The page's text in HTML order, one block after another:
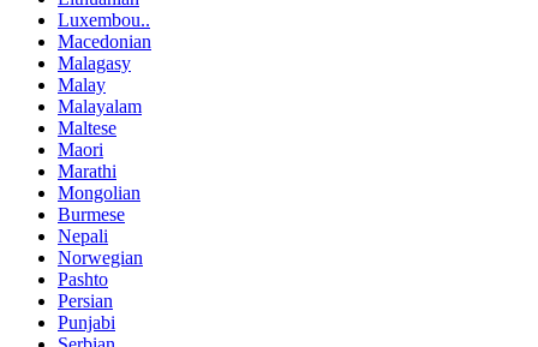
Luxembou..
Macedonian
Malagasy
Malay
Malayalam
Maltese
Maori
Marathi
Mongolian
Burmese
Nepali
Norwegian
Pashto
Persian
Punjabi